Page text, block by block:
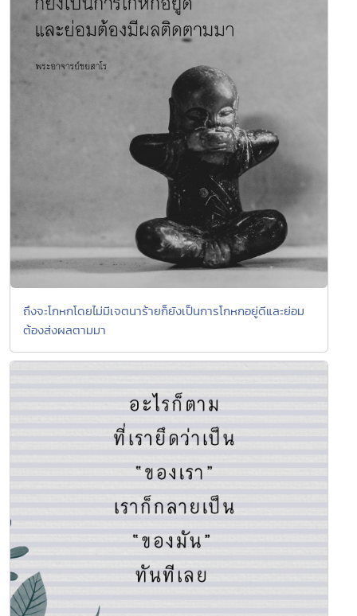
ถึงจะโกหกโดยไม่มีเจตนาร้ายก็ยังเป็นการโกหกอยู่ดีและย่อม
ต้องส่งผลตามมา